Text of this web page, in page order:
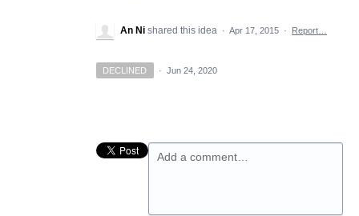
An Ni shared this idea · Apr 17, 2015 · Report…
DECLINED · Jun 24, 2020
Add a comment…